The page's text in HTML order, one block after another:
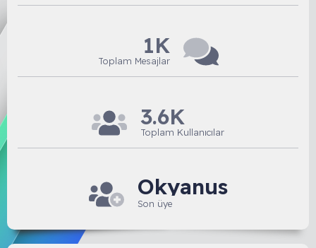
1K
Toplam Mesajlar
3.6K
Toplam Kullanıcılar
Okyanus
Son üye